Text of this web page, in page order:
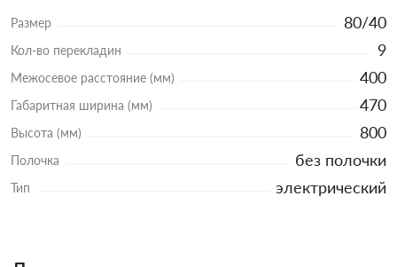
Размер 80/40
Кол-во перекладин 9
Межосевое расстояние (мм) 400
Габаритная ширина (мм) 470
Высота (мм) 800
Полочка без полочки
Тип электрический